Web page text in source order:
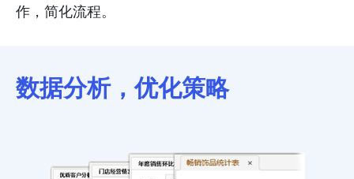
作，简化流程。
数据分析，优化策略